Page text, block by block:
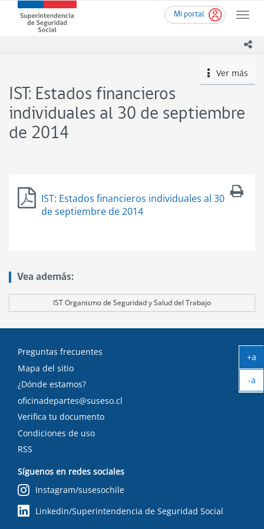
contenido
Mi portal
Toggle
Superintendencia
de
Gobierno
de
Chile
icono
Ver más
IST: Estados financieros
individuales al 30 de septiembre
de 2014
IST: Estados financieros individuales al 30
de septiembre de 2014
Vea además:
IST Organismo de Seguridad y Salud del Trabajo
Preguntas frecuentes
Mapa del sitio
¿Dónde estamos?
oficinadepartes@suseso.cl
Verifica tu documento
Condiciones de uso
RSS
Síguenos en redes sociales
Instagram/susesochile
Linkedin/Superintendencia de Seguridad Social
+a
-a